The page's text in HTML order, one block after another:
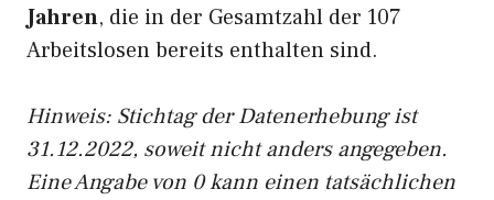
Jahren, die in der Gesamtzahl der 107
Arbeitslosen bereits enthalten sind.
Hinweis: Stichtag der Datenerhebung ist
31.12.2022, soweit nicht anders angegeben.
Eine Angabe von 0 kann einen tatsächlichen